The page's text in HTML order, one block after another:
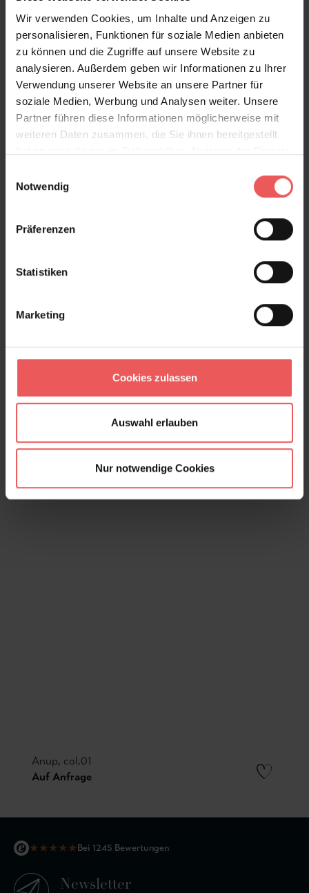
Wir verwenden Cookies, um Inhalte und Anzeigen zu
personalisieren, Funktionen für soziale Medien anbieten
zu können und die Zugriffe auf unsere Website zu
analysieren. Außerdem geben wir Informationen zu Ihrer
Verwendung unserer Website an unsere Partner für
soziale Medien, Werbung und Analysen weiter. Unsere
Partner führen diese Informationen möglicherweise mit
weiteren Daten zusammen, die Sie ihnen bereitgestellt
Notwendig
Präferenzen
Statistiken
Marketing
Cookies zulassen
Auswahl erlauben
Nur notwendige Cookies
Produktgalerie überspringen
Varianten
Anup, col.02
Anup, col.01
Auf Anfrage
★★★★★Bei 1245 Bewertungen
Newsletter